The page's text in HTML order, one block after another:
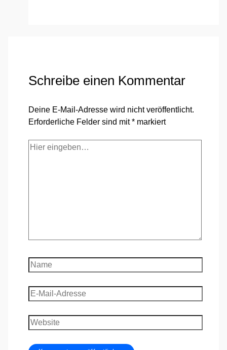
Schreibe einen Kommentar
Deine E-Mail-Adresse wird nicht veröffentlicht.
Erforderliche Felder sind mit* markiert
Hier
Name
E-
Mail-
Adresse
Website